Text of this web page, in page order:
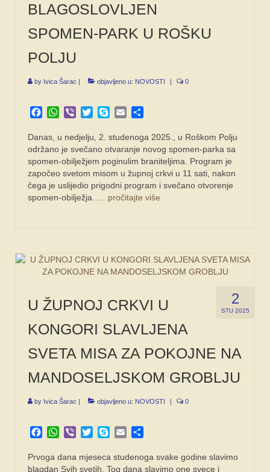
BLAGOSLOVLJEN
SPOMEN-PARK U ROŠKU
POLJU
by Ivica Šarac objavljeno u: NOVOSTI 0
Facebook
WhatsApp
Viber TwitterSkypeEmail
Danas, u nedjelju, 2. studenoga 2025., u Roškom Polju
održano je svečano otvaranje novog spomen-parka sa
spomen-obilježjem poginulim braniteljima. Program je
započeo svetom misom u župnoj crkvi u 11 sati, nakon
čega je uslijedio prigodni program i svečano otvorenje
spomen-obilježja. … pročitajte više
2
STU 2025
U ŽUPNOJ CRKVI U
KONGORI SLAVLJENA
SVETA MISA ZA POKOJNE NA
MANDOSELJSKOM GROBLJU
by Ivica Šarac objavljeno u: NOVOSTI 0
Facebook
WhatsApp
Viber TwitterSkypeEmail
Prvoga dana mjeseca studenoga svake godine slavimo
blagdan Svih svetih. Tog dana slavimo one svece i